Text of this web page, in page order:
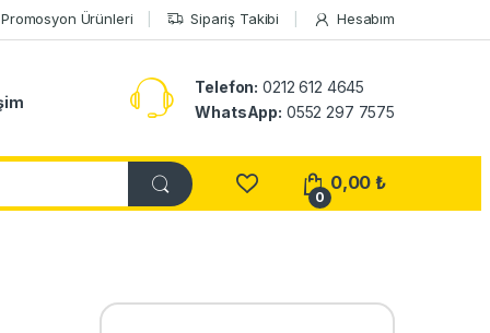
Ürünleri Sipariş Takibi Hesabım
Telefon: 0212 612 4645
WhatsApp: 0552 297 7575
0
0,00₺